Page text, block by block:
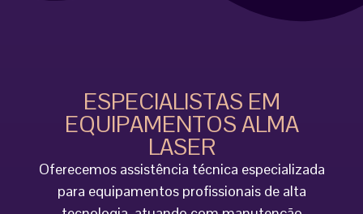
ESPECIALISTAS EM
EQUIPAMENTOS ALMA
LASER
Oferecemos assistência técnica especializada
para equipamentos profissionais de alta